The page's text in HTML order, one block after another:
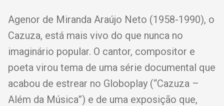
Agenor de Miranda Araújo Neto (1958-1990), o
Cazuza, está mais vivo do que nunca no
imaginário popular. O cantor, compositor e
poeta virou tema de uma série documental que
acabou de estrear no Globoplay (“Cazuza –
Além da Música”) e de uma exposição que,